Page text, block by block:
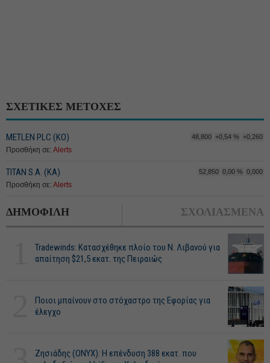
ΣΧΕΤΙΚΕΣ ΜΕΤΟΧΕΣ
METLEN PLC (ΚΟ) 48,800 +0,54 % +0,260
Προσθήκη σε: Alerts
TITAN S.A. (ΚΑ) 52,850 0,00 % 0,000
Προσθήκη σε: Alerts
ΔΗΜΟΦΙΛΗ ΣΧΟΛΙΑΣΜΕΝΑ
Tradewinds: Κατασχέθηκε πλοίο του Ν. Λιβανού για
απαίτηση $21,5 εκατ. της Πειραιώς
Ποιοι μπαίνουν στο στόχαστρο της Εφορίας για
έλεγχο
Ζησιάδης (ONYX): Η επένδυση 388 εκατ. που